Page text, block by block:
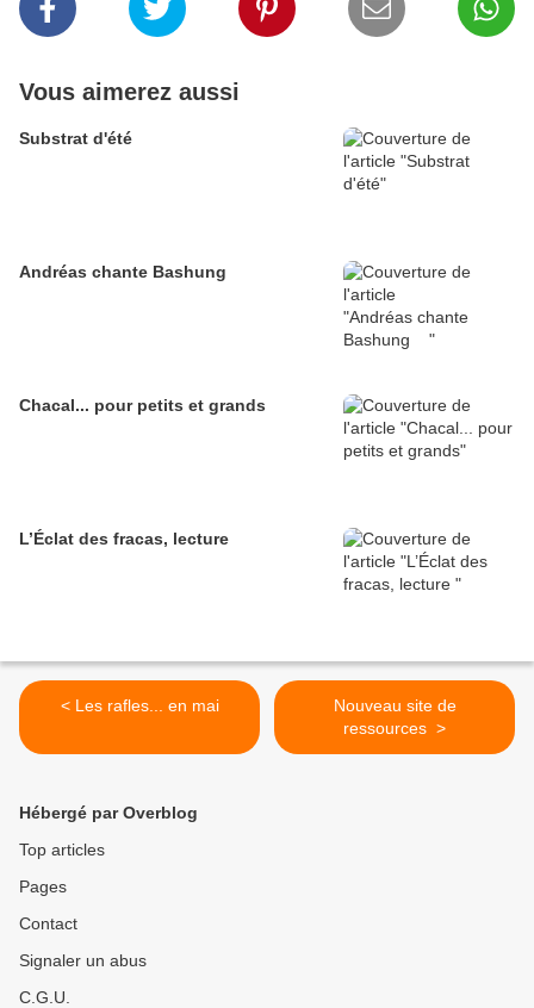
Vous aimerez aussi
Substrat d'été
Andréas chante Bashung
Chacal... pour petits et grands
L’Éclat des fracas, lecture
< Les rafles... en mai
Nouveau site de
ressources >
Hébergé par Overblog
Top articles
Pages
Contact
Signaler un abus
C.G.U.